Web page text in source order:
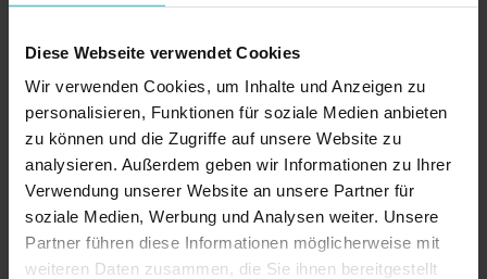
Diese Webseite verwendet Cookies
Wir verwenden Cookies, um Inhalte und Anzeigen zu
personalisieren, Funktionen für soziale Medien anbieten
zu können und die Zugriffe auf unsere Website zu
analysieren. Außerdem geben wir Informationen zu Ihrer
Verwendung unserer Website an unsere Partner für
soziale Medien, Werbung und Analysen weiter. Unsere
Partner führen diese Informationen möglicherweise mit
weiteren Daten zusammen, die Sie ihnen bereitgestellt
a
i
o
n
i
e
r
t